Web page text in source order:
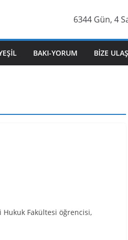
6344 Gün, 4
BAKI-YORUM BIZE
Hukuk Fakültesi öğrencisi,